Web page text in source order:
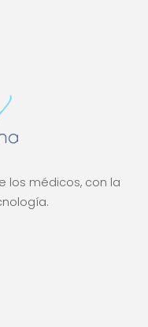
los médicos, con la